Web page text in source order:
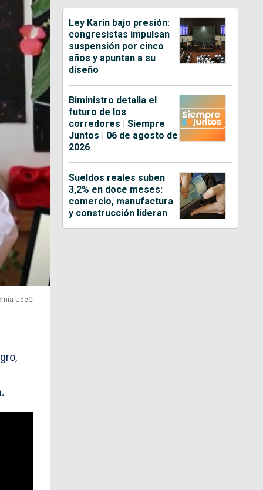
UdeC
Ley Karin bajo presión:
congresistas impulsan
suspensión por cinco
años y apuntan a su
diseño
Biministro detalla el
futuro de los
corredores | Siempre
Juntos | 06 de agosto de
2026
Sueldos reales suben
3,2% en doce meses:
comercio, manufactura
y construcción lideran